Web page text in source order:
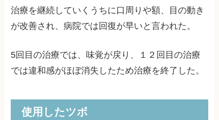
治療を継続していくうちに口周りや額、目の動き
が改善され、病院では回復が早いと言われた。
5回目の治療では、味覚が戻り、１２回目の治療
では違和感がほぼ消失したため治療を終了した。
使用したツボ